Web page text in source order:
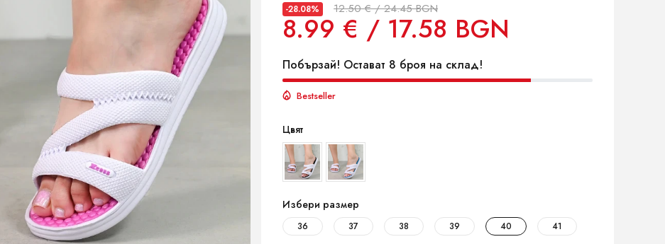
-28.08% 12.50 € / 24.45 BGN
8.99 € / 17.58 BGN
Побързай! Остават 8 броя на склад!
Bestseller
Цвят
Избери размер
36 37 38 39 40 41